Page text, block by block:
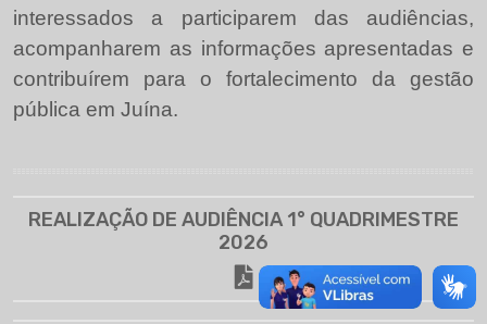
interessados a participarem das audiências,
acompanharem as informações apresentadas e
contribuírem para o fortalecimento da gestão
pública em Juína.
REALIZAÇÃO DE AUDIÊNCIA 1° QUADRIMESTRE
2026